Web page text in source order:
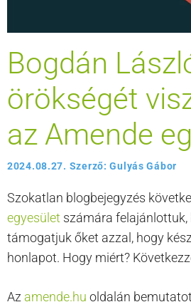
Bogdán
örökségét
az Amende
2024.08.27. Szerző:Gulyás Gábor
Szokatlan blogbejegyzés
egyesület számára felajánlottuk,
támogatjuk őket azzal, hogy
honlapot. Hogy miért?
Az amende.hu oldalán